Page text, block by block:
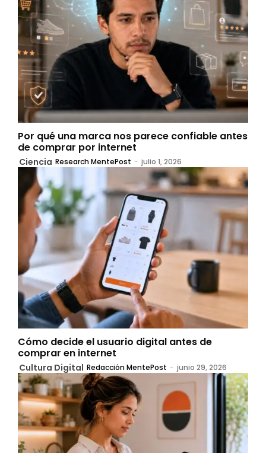
Por qué una marca nos parece confiable antes
de comprar por internet
Ciencia Research MentePost - julio 1, 2026
Cómo decide el usuario digital antes de
comprar en internet
Cultura Digital Redacción MentePost - junio 29, 2026